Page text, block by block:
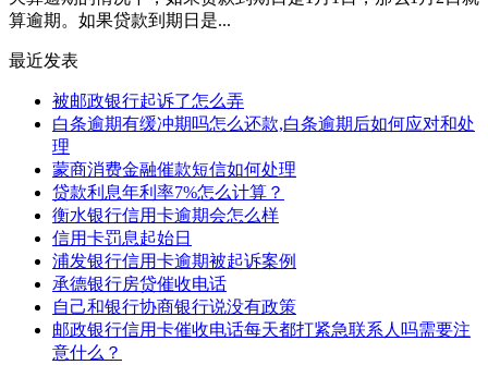
算逾期。如果贷款到期日是...
最近发表
被邮政银行起诉了怎么弄
白条逾期有缓冲期吗怎么还款,白条逾期后如何应对和处
理
蒙商消费金融催款短信如何处理
贷款利息年利率7%怎么计算？
衡水银行信用卡逾期会怎么样
信用卡罚息起始日
浦发银行信用卡逾期被起诉案例
承德银行房贷催收电话
自己和银行协商银行说没有政策
邮政银行信用卡催收电话每天都打紧急联系人吗需要注
意什么？